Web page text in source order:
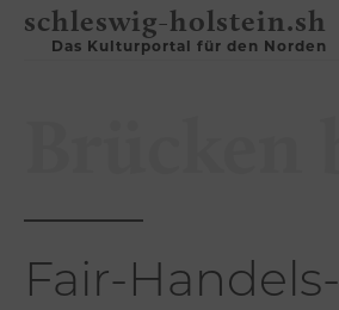
schleswig-holstein.sh
Das Kulturportal für den Norden
Fair-Handels-